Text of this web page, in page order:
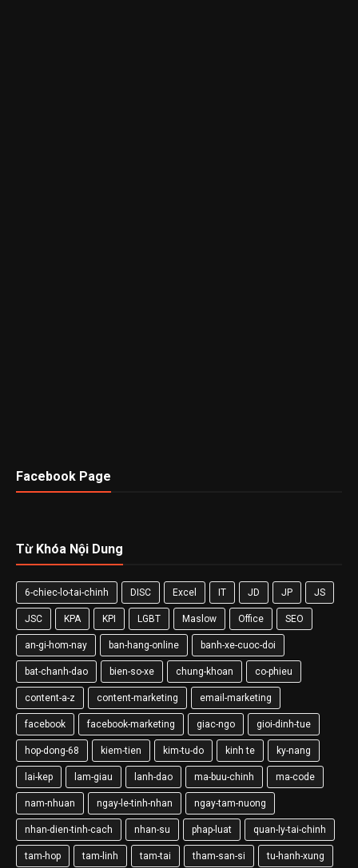
Facebook Page
Từ Khóa Nội Dung
6-chiec-lo-tai-chinh DISC Excel IT JD JP JS
JSC KPA KPI LGBT Maslow Office SEO
an-gi-hom-nay ban-hang-online banh-xe-cuoc-doi
bat-chanh-dao bien-so-xe chung-khoan co-phieu
content-a-z content-marketing email-marketing
facebook facebook-marketing giac-ngo gioi-dinh-tue
hop-dong-68 kiem-tien kim-tu-do kinh te ky-nang
lai-kep lam-giau lanh-dao ma-buu-chinh ma-code
nam-nhuan ngay-le-tinh-nhan ngay-tam-nuong
nhan-dien-tinh-cach nhan-su phap-luat quan-ly-tai-chinh
tam-hop tam-linh tam-tai tham-san-si tu-hanh-xung